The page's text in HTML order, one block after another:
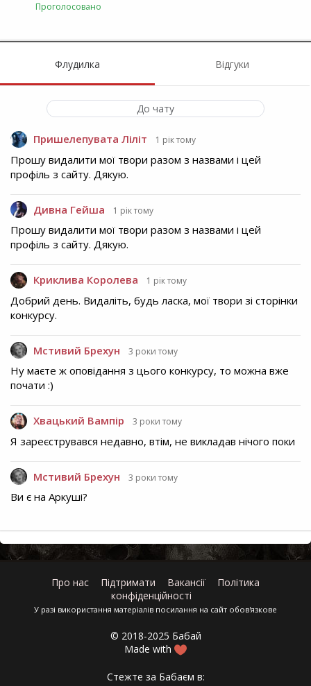
Проголосовано
Флудилка Відгуки
До чату
Пришелепувата Ліліт 1 рік тому
Прошу видалити мої твори разом з назвами і цей
профіль з сайту. Дякую.
Дивна Гейша 1 рік тому
Прошу видалити мої твори разом з назвами і цей
профіль з сайту. Дякую.
Криклива Королева 1 рік тому
Добрий день. Видаліть, будь ласка, мої твори зі сторінки
конкурсу.
Мстивий Брехун 3 роки тому
Ну маєте ж оповідання з цього конкурсу, то можна вже
почати :)
Хвацький Вампір 3 роки тому
Я зареєструвався недавно, втім, не викладав нічого поки
Мстивий Брехун 3 роки тому
Ви є на Аркуші?
Про нас Підтримати Вакансії
Політика
конфіденційності
У разі використання матеріалів посилання на сайт обов'язкове
© 2018-2025 Бабай
Made with
Стежте за Бабаєм в: